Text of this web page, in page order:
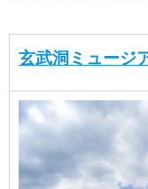
玄武洞ミュージ